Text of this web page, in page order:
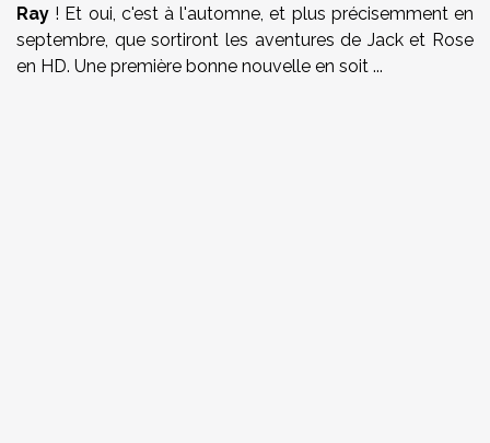
Ray ! Et oui, c'est à l'automne, et plus précisemment en
septembre, que sortiront les aventures de Jack et Rose
en HD. Une première bonne nouvelle en soit ...